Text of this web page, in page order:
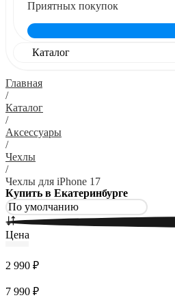
Приятных покупок
Каталог
Главная
/
Каталог
/
Аксессуары
/
Чехлы
/
Чехлы для iPhone 17
Купить в Екатеринбурге
Цена
2 990 ₽
7 990 ₽